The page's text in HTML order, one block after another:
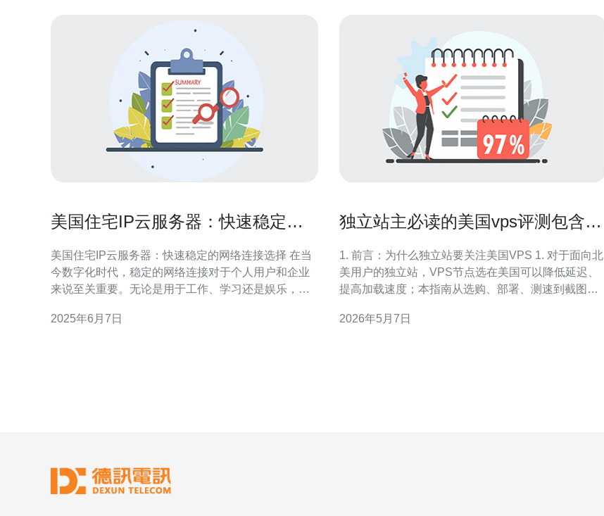
美国住宅IP云服务器：快速稳定的
美国住宅IP云服务器：快速稳定的网络连接选择 在当
今数字化时代，稳定的网络连接对于个人用户和企业
来说至关重要。无论是用于工作、学习还是娱乐，都
的IP云服务器，能够帮助用户实现快速稳定的网络连
2025年6月7日
独立站主必读的美国vps评测包含测
1. 前言：为什么独立站要关注美国VPS 1. 对于面向北
美用户的独立站，VPS节点选在美国可以降低延迟、
提高加载速度；本指南从选购、部署、测速到截图与
定 2. 明确目标：需测试的指标包括PING（延迟）、下
2026年5月7日